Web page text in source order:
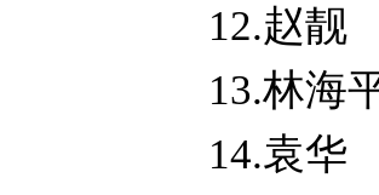
12.赵靓
13.林海
14.袁华